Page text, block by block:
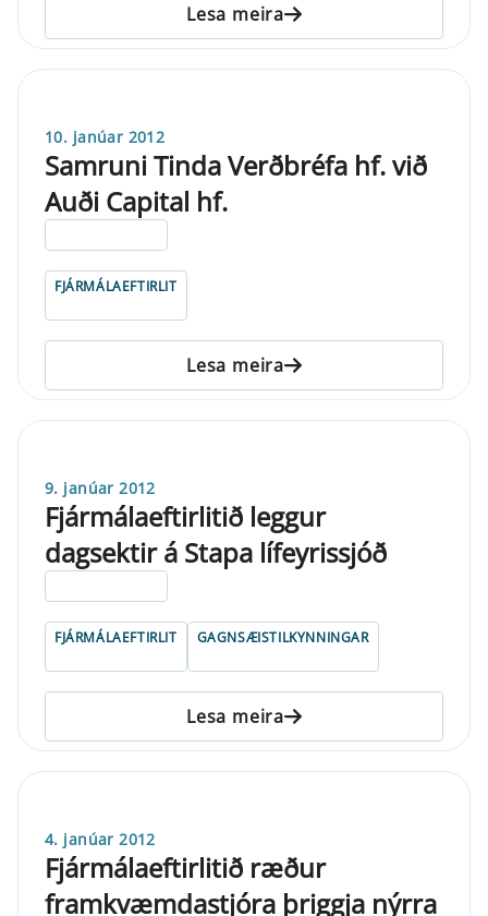
Lesa meira
10. janúar 2012
Samruni Tinda Verðbréfa hf. við
Auði Capital hf.
FJÁRMÁLAEFTIRLIT
Lesa meira
9. janúar 2012
Fjármálaeftirlitið leggur
dagsektir á Stapa lífeyrissjóð
FJÁRMÁLAEFTIRLIT GAGNSÆISTILKYNNINGAR
Lesa meira
4. janúar 2012
Fjármálaeftirlitið ræður
framkvæmdastjóra þriggja nýrra